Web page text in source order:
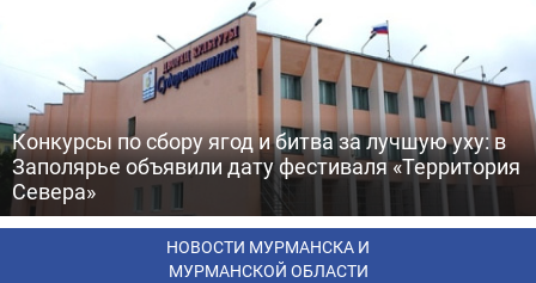
Конкурсы по сбору ягод и битва за лучшую уху: в
Заполярье объявили дату фестиваля «Территория
Севера»
НОВОСТИ МУРМАНСКА И
МУРМАНСКОЙ ОБЛАСТИ